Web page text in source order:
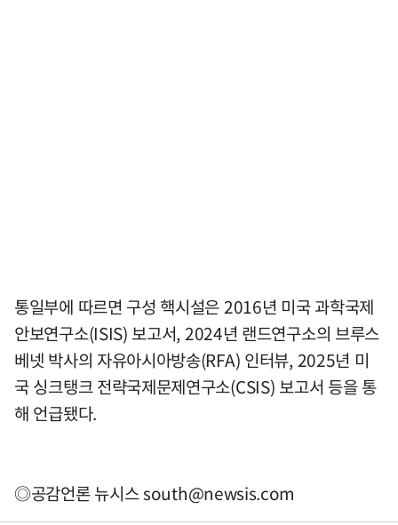
통일부에 따르면 구성 핵시설은 2016년 미국 과학국제
안보연구소(ISIS) 보고서, 2024년 랜드연구소의 브루스
베넷 박사의 자유아시아방송(RFA) 인터뷰, 2025년 미
국 싱크탱크 전략국제문제연구소(CSIS) 보고서 등을 통
해 언급됐다.
◎공감언론 뉴시스south@newsis.com